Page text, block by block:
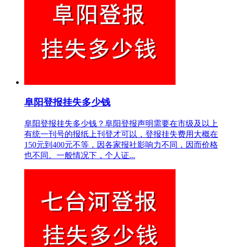
阜阳登报挂失多少钱
阜阳登报挂失多少钱？阜阳登报声明需要在市级及以上
有统一刊号的报纸上刊登才可以，登报挂失费用大概在
150元到400元不等，因各家报社影响力不同，因而价格
也不同。一般情况下，个人证...